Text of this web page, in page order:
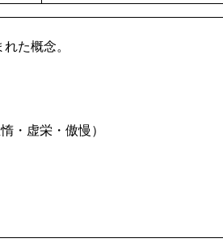
た概念。
・虚栄・傲慢）